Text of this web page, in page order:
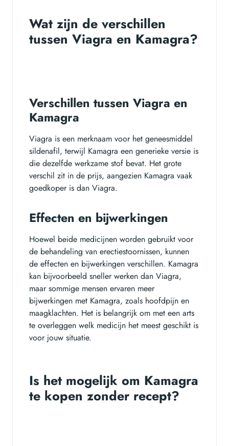
Wat zijn de verschillen
tussen Viagra en Kamagra?
Verschillen tussen Viagra en
Kamagra
Viagra is een merknaam voor het geneesmiddel
sildenafil, terwijl Kamagra een generieke versie is
die dezelfde werkzame stof bevat. Het grote
verschil zit in de prijs, aangezien Kamagra vaak
goedkoper is dan Viagra.
Effecten en bijwerkingen
Hoewel beide medicijnen worden gebruikt voor
de behandeling van erectiestoornissen, kunnen
de effecten en bijwerkingen verschillen. Kamagra
kan bijvoorbeeld sneller werken dan Viagra,
maar sommige mensen ervaren meer
bijwerkingen met Kamagra, zoals hoofdpijn en
maagklachten. Het is belangrijk om met een arts
te overleggen welk medicijn het meest geschikt is
voor jouw situatie.
Is het mogelijk om Kamagra
te kopen zonder recept?